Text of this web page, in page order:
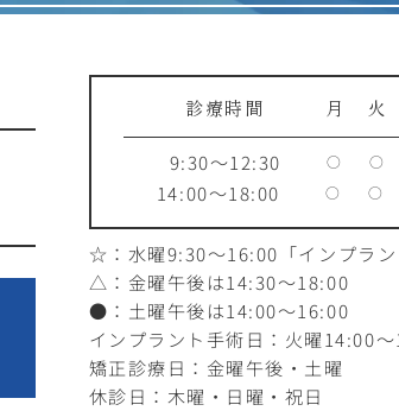
診療時間 月 火
9:30～12:30 ○ ○
14:00～18:00 ○ ○
☆：水曜9:30～16:00 「インプラ
△：金曜午後は14:30～18:00
●：土曜午後は14:00～16:00
インプラント手術日：火曜14:00～
矯正診療日：金曜午後・土曜
休診日：木曜・日曜・祝日